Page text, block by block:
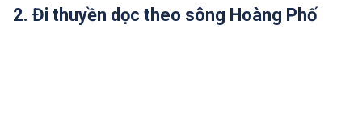
2. Đi thuyền dọc theo sông Hoàng Phố